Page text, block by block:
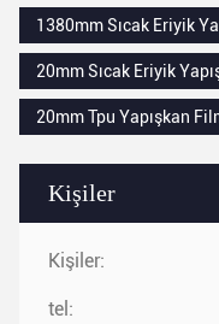
Kişiler
Kişiler:
tel:
1380mm Sıcak Eriyik
20mm Sıcak Eriyik
20mm Tpu Yapışkan